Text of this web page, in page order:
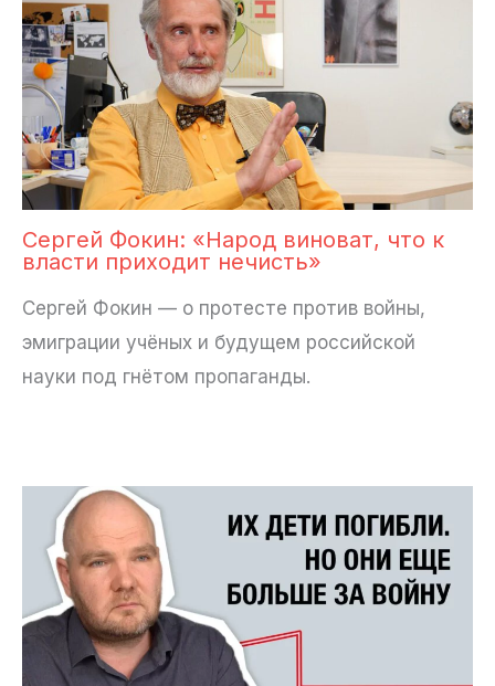
Сергей Фокин: «Народ виноват, что к
власти приходит нечисть»
Сергей Фокин — о протесте против войны,
эмиграции учёных и будущем российской
науки под гнётом пропаганды.